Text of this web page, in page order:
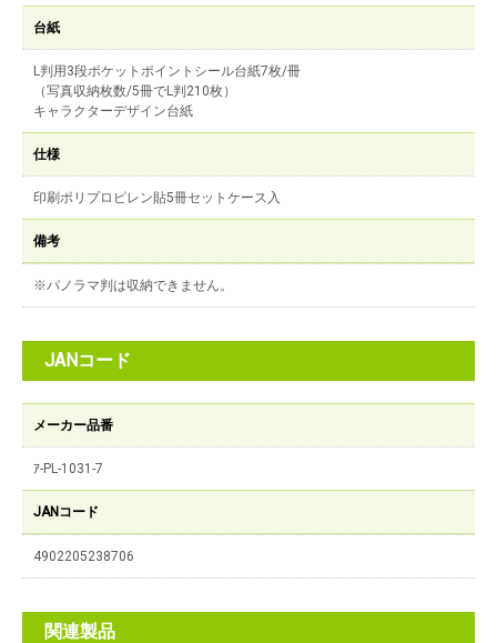
台紙
L判用3段ポケットポイントシール台紙7枚/冊
（写真収納枚数/5冊でL判210枚）
キャラクターデザイン台紙
仕様
印刷ポリプロピレン貼5冊セットケース入
備考
※パノラマ判は収納できません。
JANコード
メーカー品番
ｱ-PL-1031-7
JANコード
4902205238706
関連製品